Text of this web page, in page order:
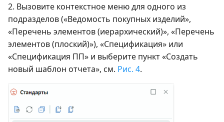
2. Вызовите контекстное меню для одного из
подразделов («Ведомость покупных изделий»,
«Перечень элементов (иерархический)», «Перечень
элементов (плоский)»), «Спецификация» или
«Спецификация ПП» и выберите пункт «Создать
новый шаблон отчета», см. Рис. 4.